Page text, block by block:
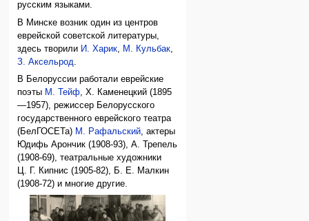
русским языками.
В Минске возник один из центров
еврейской советской литературы,
здесь творили И. Харик М. Кульбак
З. Аксельрод
В Белоруссии работали еврейские
поэты М. Тейф, Х. Каменецкий (1895
—1957), режиссер Белорусского
государственного еврейского театра
(БелГОСЕТа) М. Рафальский, актеры
Юдифь Арончик (1908-93), А. Трепель
(1908-69), театральные художники
Ц. Г. Кипнис (1905-82), Б. Е. Малкин
(1908-72) и многие другие.